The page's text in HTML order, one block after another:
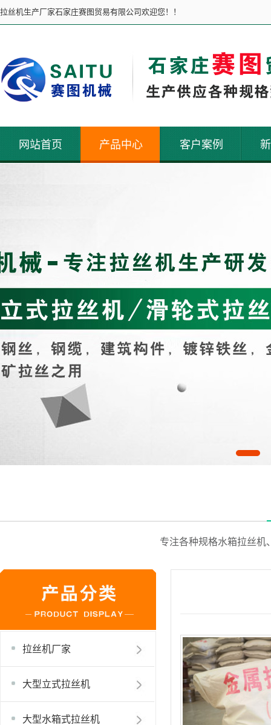
拉丝机生产厂家石家庄赛图贸易有限公司欢迎您！！
网站首页 产品中心 客户案例
专注各种规格水箱拉丝机
拉丝机厂家
大型立式拉丝机
大型水箱式拉丝机